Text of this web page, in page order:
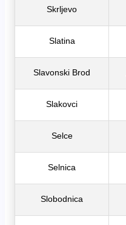
Skrljevo
Slatina
Slavonski Brod
Slakovci
Selce
Selnica
Slobodnica